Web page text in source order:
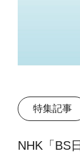
特集記事
NHK「BS